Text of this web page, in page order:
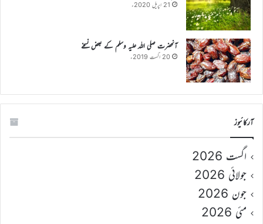
21 اپریل 2020ء
آنحضرت صلی اللہ علیہ وسلم کے بعض نسخے
20 اگست 2019ء
آرکائیوز
اگست 2026
جولائی 2026
جون 2026
مئی 2026